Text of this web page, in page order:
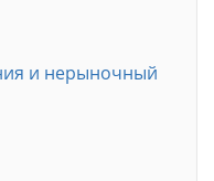
и нерыночный